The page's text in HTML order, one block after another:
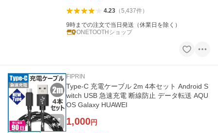
4.23（5,437件）
9時までの注文で当日発送（休業日を除く）
ONETOOTHショップ
FIPRIN
Type-C 充電ケーブル 2m 4本セット Android S
witch USB 急速充電 断線防止 データ転送 AQU
OS Galaxy HUAWEI
1,000円